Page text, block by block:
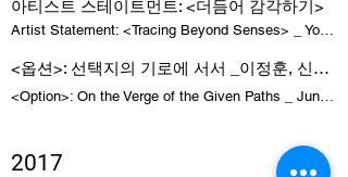
아티스트 스테이트먼트: <더듬어 감각하기>
<옵션>: 선택지의 기로에 서서 _이정훈, 신유정, 해미, 윤형신, 이유경
2017